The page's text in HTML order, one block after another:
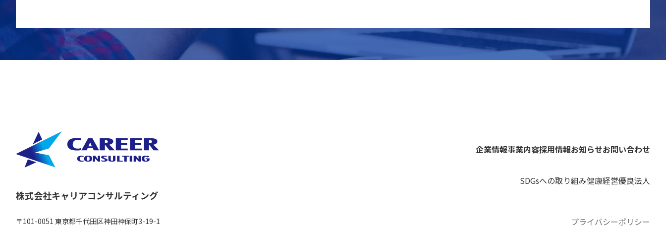
株式会社キャリアコンサルティング
〒101-0051 東京都千代田区神田神保町3-19-1
企業情報事業内容採用情報お知らせお問い合わせ
SDGsへの取り組み健康経営優良法人
プライバシーポリシー